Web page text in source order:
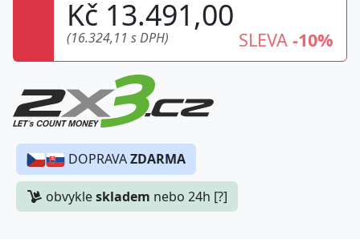
Kč 13.491,00
(16.324,11 s DPH) SLEVA -10%
DOPRAVAZDARMA
obvykleskladem nebo 24h [?]